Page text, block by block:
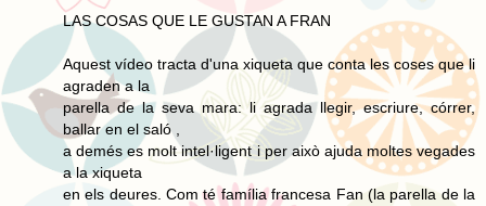
LAS COSAS QUE LE GUSTAN A FRAN
Aquest vídeo tracta d'una xiqueta que conta les coses que li
agraden a la
parella de la seva mara: li agrada llegir, escriure, córrer,
ballar en el saló ,
a demés es molt intel·ligent i per això ajuda moltes vegades
a la xiqueta
en els deures. Com té família francesa Fan (la parella de la